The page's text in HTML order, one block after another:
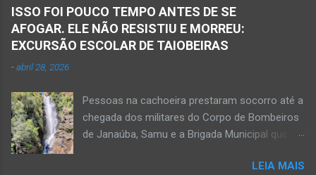
ISSO FOI POUCO TEMPO ANTES DE SE
AFOGAR. ELE NÃO RESISTIU E MORREU:
EXCURSÃO ESCOLAR DE TAIOBEIRAS
-abril 28, 2026
Pessoas na cachoeira prestaram socorro até a
chegada dos militares do Corpo de Bombeiros
de Janaúba, Samu e a Brigada Municipal que
resistiu e foi a óbito Foto álbum pessoal Kauan
LEIA MAIS